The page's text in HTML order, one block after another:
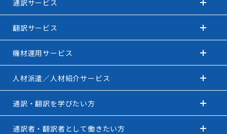
通訳サービス
翻訳サービス
機材運用サービス
人材派遣／人材紹介サービス
通訳・翻訳を学びたい方
通訳者・翻訳者として働きたい方